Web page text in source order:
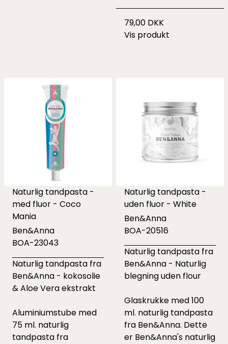
79,00 DKK
Vis produkt
Naturlig tandpasta -
med fluor - Coco
Mania
Ben&Anna
BOA-23043
Naturlig tandpasta fra
Ben&Anna - kokosolie
& Aloe Vera ekstrakt
Aluminiumstube med
75 ml. naturlig
tandpasta fra
Naturlig tandpasta -
uden fluor - White
Ben&Anna
BOA-20516
Naturlig tandpasta fra
Ben&Anna - Naturlig
blegning uden flour
Glaskrukke med 100
ml. naturlig tandpasta
fra Ben&Anna. Dette
er Ben&Anna's naturlig